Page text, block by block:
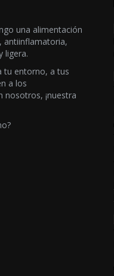
una alimentación
antiinflamatoria,
ligera.
tu entorno, a tus
a los
nosotros, ¡nuestra